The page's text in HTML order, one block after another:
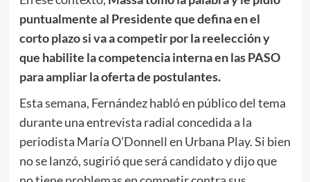
puntualmente al Presidente que defina en el
corto plazo si va a competir por la reelección y
que habilite la competencia interna en las PASO
para ampliar la oferta de postulantes.
Esta semana, Fernández habló en público del tema
durante una entrevista radial concedida a la
periodista María O’Donnell en Urbana Play. Si bien
no se lanzó, sugirió que será candidato y dijo que